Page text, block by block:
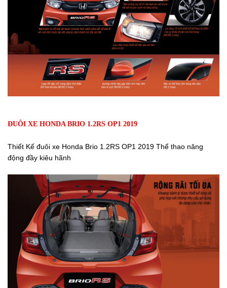
ĐUÔI XE HONDA BRIO 1.2RS OP1 2019
Thiết Kế đuôi xe Honda Brio 1.2RS OP1 2019 Thể thao năng
động đầy kiêu hãnh